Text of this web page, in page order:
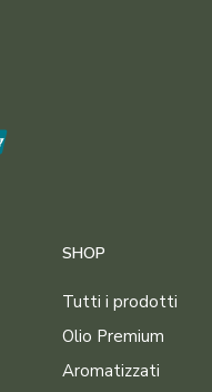
SHOP
Tutti i prodotti
Olio Premium
Aromatizzati